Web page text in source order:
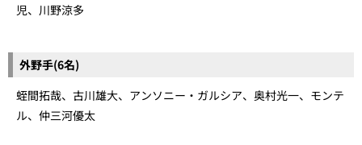
児、川野涼多
外野手(6名)
蛭間拓哉、古川雄大、アンソニー・ガルシア、奥村光一、モンテ
ル、仲三河優太